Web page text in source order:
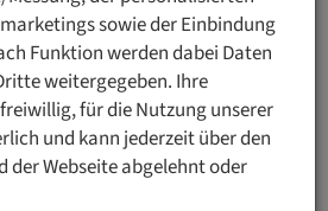
& Co KG, Wien
sowie der Einbindung
Funktion werden dabei Daten
weitergegeben. Ihre
für die Nutzung unserer
und kann jederzeit über den
der Webseite abgelehnt oder